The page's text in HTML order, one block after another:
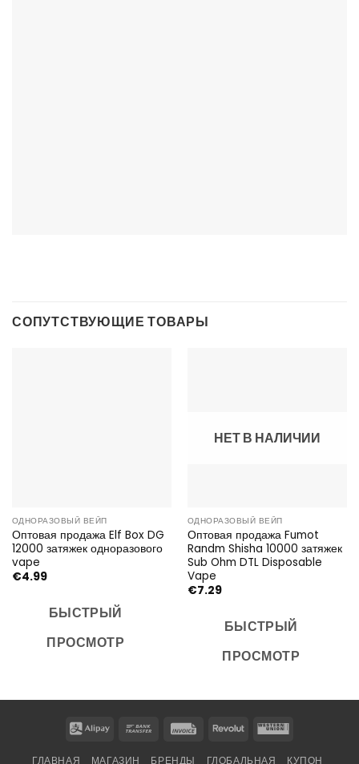
СОПУТСТВУЮЩИЕ ТОВАРЫ
ОДНОРАЗОВЫЙ ВЕЙП
Оптовая продажа Elf Box DG
12000 затяжек одноразового
vape
€4.99
БЫСТРЫЙ
ПРОСМОТР
НЕТ В НАЛИЧИИ
ОДНОРАЗОВЫЙ ВЕЙП
Оптовая продажа Fumot
Randm Shisha 10000 затяжек
Sub Ohm DTL Disposable
Vape
€7.29
БЫСТРЫЙ
ПРОСМОТР
Alipay
Bank
Invoice RevolutWestern
ГЛАВНАЯ МАГАЗИН БРЕНДЫ ГЛОБАЛЬНАЯ КУПОН